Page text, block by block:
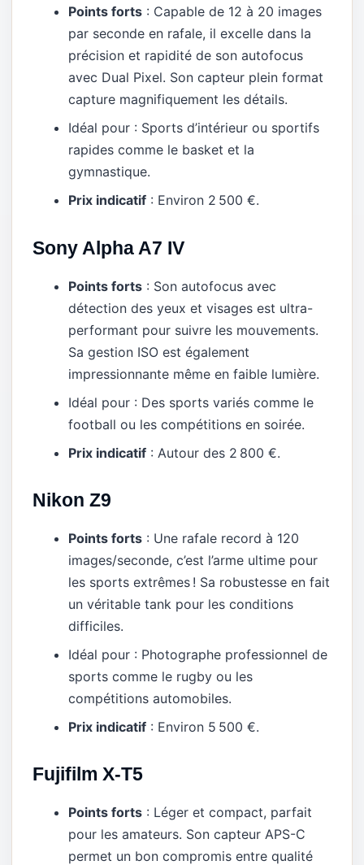
Points forts : Capable de 12 à 20 images
par seconde en rafale, il excelle dans la
précision et rapidité de son autofocus
avec Dual Pixel. Son capteur plein format
capture magnifiquement les détails.
Idéal pour : Sports d’intérieur ou sportifs
rapides comme le basket et la
gymnastique.
Prix indicatif : Environ 2 500 €.
Sony Alpha A7 IV
Points forts : Son autofocus avec
détection des yeux et visages est ultra-
performant pour suivre les mouvements.
Sa gestion ISO est également
impressionnante même en faible lumière.
Idéal pour : Des sports variés comme le
football ou les compétitions en soirée.
Prix indicatif : Autour des 2 800 €.
Nikon Z9
Points forts : Une rafale record à 120
images/seconde, c’est l’arme ultime pour
les sports extrêmes ! Sa robustesse en fait
un véritable tank pour les conditions
difficiles.
Idéal pour : Photographe professionnel de
sports comme le rugby ou les
compétitions automobiles.
Prix indicatif : Environ 5 500 €.
Fujifilm X-T5
Points forts : Léger et compact, parfait
pour les amateurs. Son capteur APS-C
permet un bon compromis entre qualité